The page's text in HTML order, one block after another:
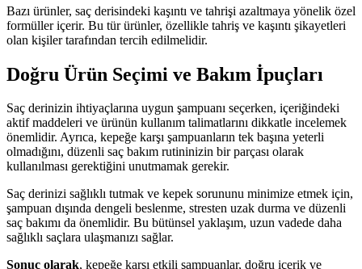
Bazı ürünler, saç derisindeki kaşıntı ve tahrişi azaltmaya yönelik özel
formüller içerir. Bu tür ürünler, özellikle tahriş ve kaşıntı şikayetleri
olan kişiler tarafından tercih edilmelidir.
Doğru Ürün Seçimi ve Bakım İpuçları
Saç derinizin ihtiyaçlarına uygun şampuanı seçerken, içeriğindeki
aktif maddeleri ve ürünün kullanım talimatlarını dikkatle incelemek
önemlidir. Ayrıca, kepeğe karşı şampuanların tek başına yeterli
olmadığını, düzenli saç bakım rutininizin bir parçası olarak
kullanılması gerektiğini unutmamak gerekir.
Saç derinizi sağlıklı tutmak ve kepek sorununu minimize etmek için,
şampuan dışında dengeli beslenme, stresten uzak durma ve düzenli
saç bakımı da önemlidir. Bu bütünsel yaklaşım, uzun vadede daha
sağlıklı saçlara ulaşmanızı sağlar.
Sonuç olarak, kepeğe karşı etkili şampuanlar, doğru içerik ve